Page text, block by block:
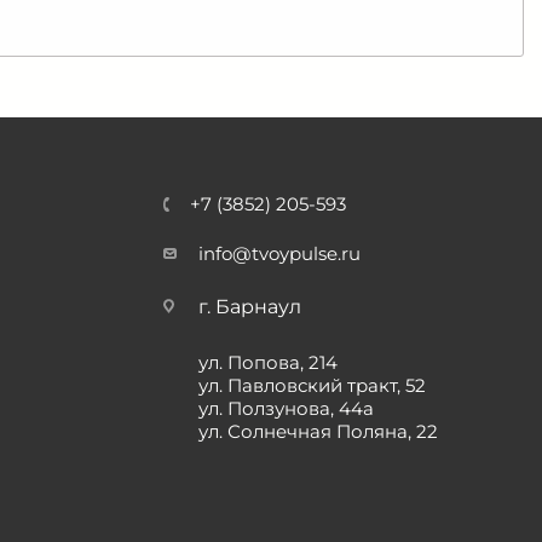
+7 (3852) 205-593
info@tvoypulse.ru
г. Барнаул
ул. Попова, 214
ул. Павловский тракт, 52
ул. Ползунова, 44а
ул. Солнечная Поляна, 22